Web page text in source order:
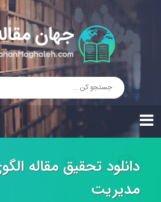
دانلود تحقیق مقاله
مديريت